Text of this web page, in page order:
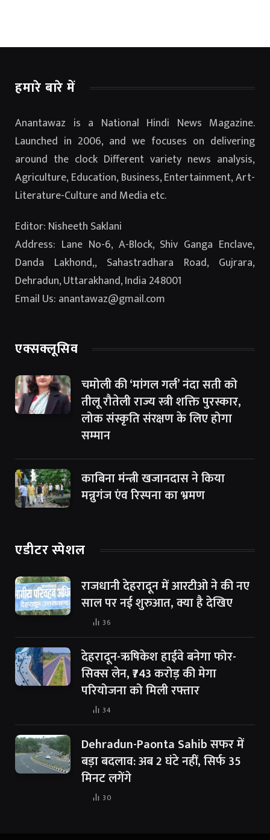
हमारे बारे में
Anantawaz is a National Hindi News Magazine.
Launched in 2006, and we focuses on delivering
around the clock Different variety news analysis,
Agriculture, Education, Business, Entertainment, Art-
Literature-Culture and Media etc.
Editor: Nisheeth Saklani
Address: Lane No-6, A-Block, Shiv Ganga Enclave,
Danda Lakhond,, Sahastradhara Road, Gujrara,
Dehradun, Uttarakhand, India 248001
Email Us: anantawaz@gmail.com
एक्सक्लूसिव
चमोली की ‘मांगल गर्ल’ नंदा सती को
तीलू रौतेली राज्य स्त्री शक्ति पुरस्कार,
लोक संस्कृति संरक्षण के लिए होगा
सम्मान
काबिना मंन्त्री खजानदास ने किया
मन्नुगंज एंव रिस्पना का भ्रमण
एडीटर स्पेशल
राजधानी देहरादून में आरटीओ ने की नए
साल पर नई शुरुआत, क्या है देखिए
36
देहरादून-ऋषिकेश हाईवे बनेगा फोर-
सिक्स लेन, ₹743 करोड़ की मेगा
परियोजना को मिली रफ्तार
34
Dehradun-Paonta Sahib सफर में
बड़ा बदलाव: अब 2 घंटे नहीं, सिर्फ 35
मिनट लगेंगे
30